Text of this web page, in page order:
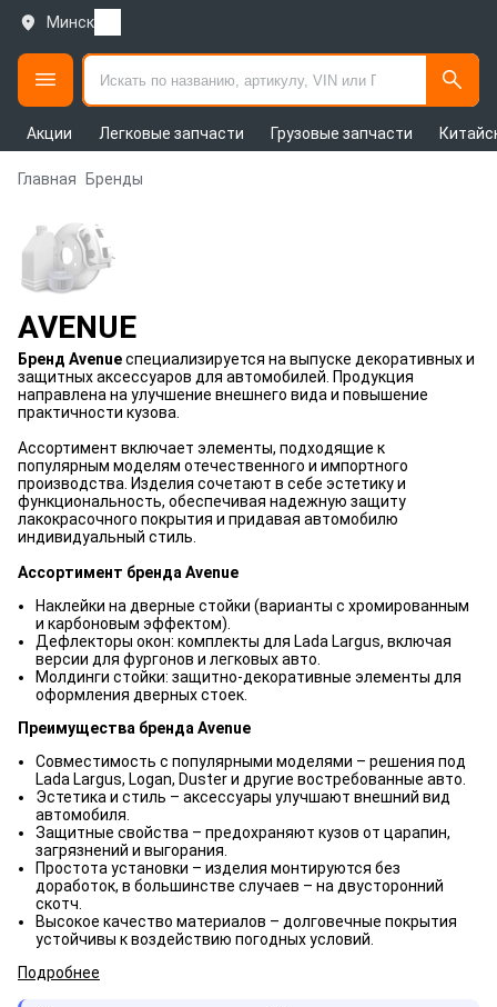
Минск
Акции Легковые запчасти Грузовые запчасти
Главная Бренды
AVENUE
Бренд Avenueспециализируется на выпуске декоративных и
защитных аксессуаров для автомобилей. Продукция
направлена на улучшение внешнего вида и повышение
практичности кузова.
Ассортимент включает элементы, подходящие к
популярным моделям отечественного и импортного
производства. Изделия сочетают в себе эстетику и
функциональность, обеспечивая надежную защиту
лакокрасочного покрытия и придавая автомобилю
индивидуальный стиль.
Ассортимент бренда Avenue
Наклейки на дверные стойки (варианты с хромированным
и карбоновым эффектом).
Дефлекторы окон: комплекты для Lada Largus, включая
версии для фургонов и легковых авто.
Молдинги стойки: защитно-декоративные элементы для
оформления дверных стоек.
Преимущества бренда Avenue
Совместимость с популярными моделями – решения под
Lada Largus, Logan, Duster и другие востребованные авто.
Эстетика и стиль – аксессуары улучшают внешний вид
автомобиля.
Защитные свойства – предохраняют кузов от царапин,
загрязнений и выгорания.
Простота установки – изделия монтируются без
доработок, в большинстве случаев – на двусторонний
скотч.
Высокое качество материалов – долговечные покрытия
устойчивы к воздействию погодных условий.
Подробнее